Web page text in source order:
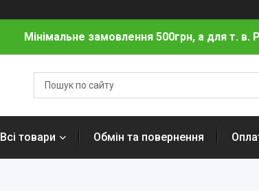
Мінімальне замовлення 500грн, а для т. в.
Всі товари Обмін та повернення